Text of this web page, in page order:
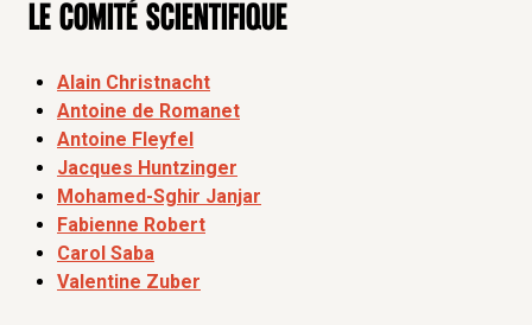
Le comité scientifique
Alain Christnacht
Antoine de Romanet
Antoine Fleyfel
Jacques Huntzinger
Mohamed-Sghir Janjar
Fabienne Robert
Carol Saba
Valentine Zuber